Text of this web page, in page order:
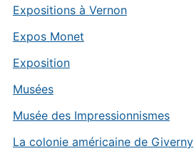
Expositions à Vernon
Expos Monet
Exposition
Musées
Musée des Impressionnismes
La colonie américaine de Giverny